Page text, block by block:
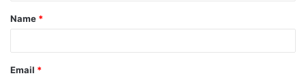
Name *
Email *